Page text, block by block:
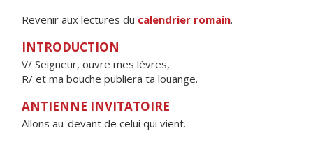
Revenir aux lectures du calendrier romain.
INTRODUCTION
V/ Seigneur, ouvre mes lèvres,
R/ et ma bouche publiera ta louange.
ANTIENNE INVITATOIRE
Allons au-devant de celui qui vient.